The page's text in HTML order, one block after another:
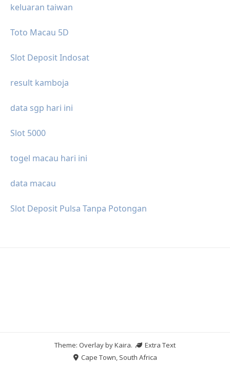
keluaran taiwan
Toto Macau 5D
Slot Deposit Indosat
result kamboja
data sgp hari ini
Slot 5000
togel macau hari ini
data macau
Slot Deposit Pulsa Tanpa Potongan
Theme: Overlay byKaira.
Extra Text
Cape Town, South Africa